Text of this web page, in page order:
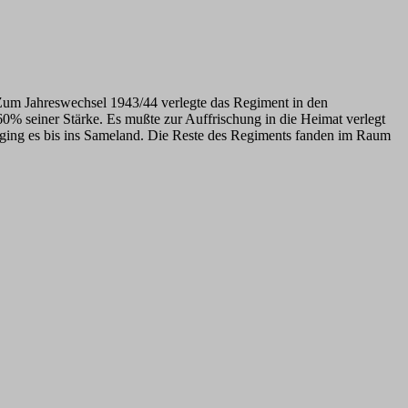
Jahreswechsel 1943/44 verlegte das Regiment in den
seiner Stärke. Es mußte zur Auffrischung in die Heimat verlegt
es bis ins Sameland. Die Reste des Regiments fanden im Raum